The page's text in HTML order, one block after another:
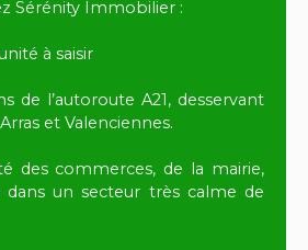
Sérénity Immobilier :
à saisir
de l’autoroute A21, desservant
et Valenciennes.
des commerces, de la mairie,
un secteur très calme de